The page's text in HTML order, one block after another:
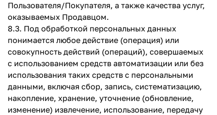
Пользователя/Покупателя, а также качества услуг,
оказываемых Продавцом.
8.3. Под обработкой персональных данных
понимается любое действие (операция) или
совокупность действий (операций), совершаемых
с использованием средств автоматизации или без
использования таких средств с персональными
данными, включая сбор, запись, систематизацию,
накопление, хранение, уточнение (обновление,
изменение) извлечение, использование, передачу